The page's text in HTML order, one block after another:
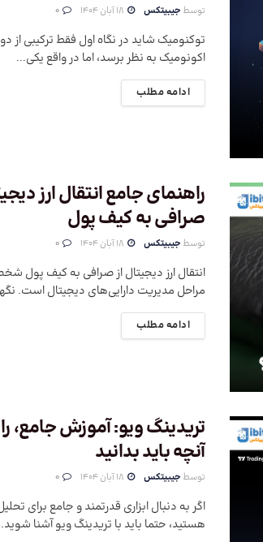
توسط جیبیتکس
توکنومیک شاید در نگاه اول فقط ترکیبی از
اکونومیک به نظر برسد، اما در واقع یکی...
ادامه مطلب
راهنمای جامع انتقال ارز
صرافی به کیف پول
توسط جیبیتکس
انتقال ارز دیجیتال از صرافی به کیف پول
مراحل مدیریت دارایی‌های دیجیتال است.
ادامه مطلب
تریدینگ ویو: آموزش جامع،
آنچه باید بدانید
توسط جیبیتکس
اگر به دنبال ابزاری قدرتمند و جامع برای
هستید، حتما باید با تریدینگ ویو آشنا شوید.